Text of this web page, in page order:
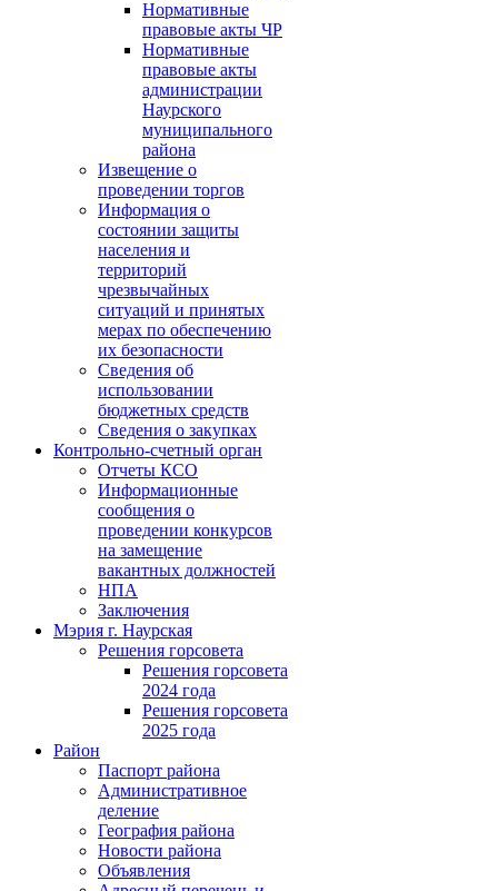
Нормативные
правовые акты ЧР
Нормативные
правовые акты
администрации
Наурского
муниципального
района
Извещение о
проведении торгов
Информация о
состоянии защиты
населения и
территорий
чрезвычайных
ситуаций и принятых
мерах по обеспечению
их безопасности
Сведения об
использовании
бюджетных средств
Сведения о закупках
Контрольно-счетный орган
Отчеты КСО
Информационные
сообщения о
проведении конкурсов
на замещение
вакантных должностей
НПА
Заключения
Мэрия г. Наурская
Решения горсовета
Решения горсовета
2024 года
Решения горсовета
2025 года
Район
Паспорт района
Административное
деление
География района
Новости района
Объявления